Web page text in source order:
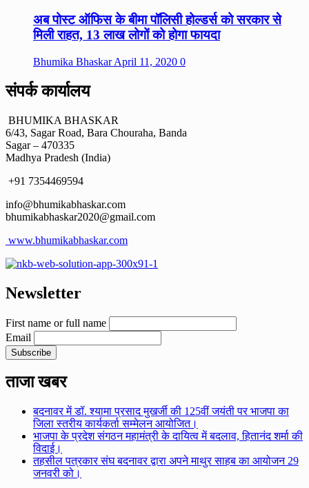
अब पोस्ट ऑफिस के बीमा पॉलिसी होल्डर्स को सरकार से
मिली राहत, 13 लाख लोगों को होगा फायदा
Bhumika BhaskarApril 11, 2020 0
संपर्क कार्यालय
BHUMIKA BHASKAR
6/43, Sagar Road, Bara Chouraha, Banda
Sagar – 470335
Madhya Pradesh (India)
+91 7354469594
info@bhumikabhaskar.com
bhumikabhaskar2020@gmail.com
www.bhumikabhaskar.com
Newsletter
First name or full name
Email
ताजा खबर
बदनावर में डॉ. श्यामा प्रसाद मुखर्जी की 125वीं जयंती पर भाजपा का
जिला स्तरीय कार्यकर्ता सम्मेलन आयोजित।
भाजपा के प्रदेश संगठन महामंत्री के दायित्व में बदलाव, हितानंद शर्मा की
विदाई।
तहसील पत्रकार संघ बदनावर द्वारा अपने माथुर साहब का आयोजन 29
जनवरी को।